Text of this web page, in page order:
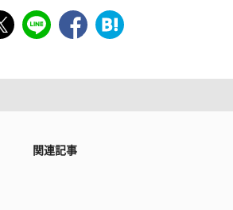
関連記事